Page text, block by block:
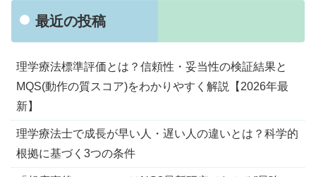
最近の投稿
理学療法標準評価とは？信頼性・妥当性の検証結果と
MQS(動作の質スコア)をわかりやすく解説【2026年最
新】
理学療法士で成長が早い人・遅い人の違いとは？科学的
根拠に基づく3つの条件